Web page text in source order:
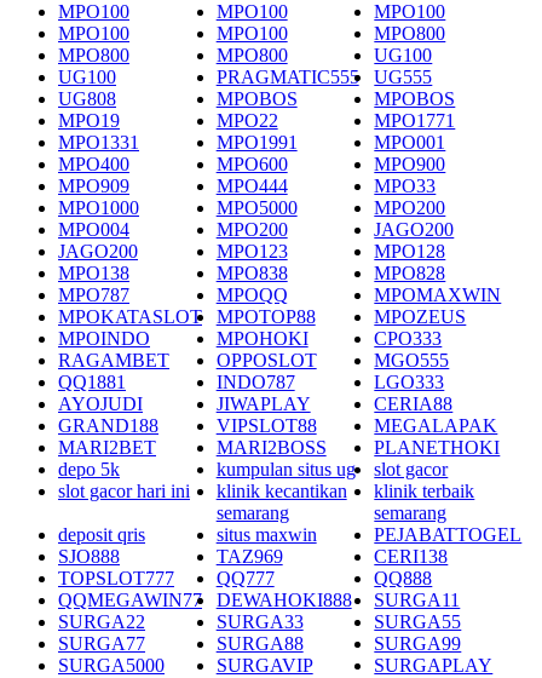
MPO100 MPO100
MPO100
MPO100
MPO100
MPO800
MPO800
MPO800
UG100
UG100
PRAGMATIC555
UG555
UG808
MPOBOS
MPOBOS
MPO19
MPO22
MPO1771
MPO1331
MPO1991
MPO001
MPO400
MPO600
MPO900
MPO909
MPO444
MPO33
MPO1000
MPO5000
MPO200
MPO004
MPO200
JAGO200
JAGO200
MPO123
MPO128
MPO138
MPO838
MPO828
MPO787
MPOQQ
MPOMAXWIN
MPOKATASLOT
MPOTOP88
MPOZEUS
MPOINDO
MPOHOKI
CPO333
RAGAMBET
OPPOSLOT
MGO555
QQ1881
INDO787
LGO333
AYOJUDI
JIWAPLAY
CERIA88
GRAND188
VIPSLOT88
MEGALAPAK
MARI2BET
MARI2BOSS
PLANETHOKI
depo 5k
kumpulan situs ug
slot gacor
slot gacor hari ini
klinik kecantikan
semarang
klinik terbaik
semarang
deposit qris
situs maxwin
PEJABATTOGEL
SJO888
TAZ969
CERI138
TOPSLOT777
QQ777
QQ888
QQMEGAWIN77
DEWAHOKI888
SURGA11
SURGA22
SURGA33
SURGA55
SURGA77
SURGA88
SURGA99
SURGA5000
SURGAVIP
SURGAPLAY